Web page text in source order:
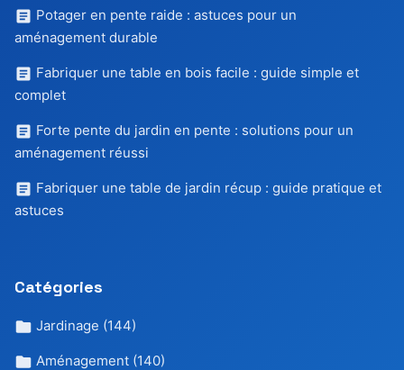
Potager en pente raide : astuces pour un
aménagement durable
Fabriquer une table en bois facile : guide simple et
complet
Forte pente du jardin en pente : solutions pour un
aménagement réussi
Fabriquer une table de jardin récup : guide pratique et
astuces
Catégories
Jardinage (144)
Aménagement (140)